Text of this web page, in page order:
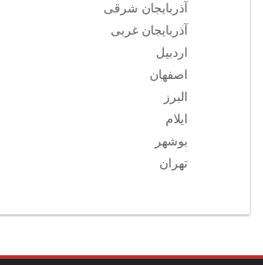
آذربایجان شرقی
آذربایجان غربی
اردبیل
اصفهان
البرز
ایلام
بوشهر
تهران